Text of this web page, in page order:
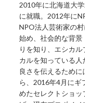
2010年に北海道大
に就職。2012年に
NPO法人芸術家の
始め、社会的な背
りを知り、エシカ
カルを知っている
良さを伝えるため
ら、2016年4月にギ
めたセレクトショ